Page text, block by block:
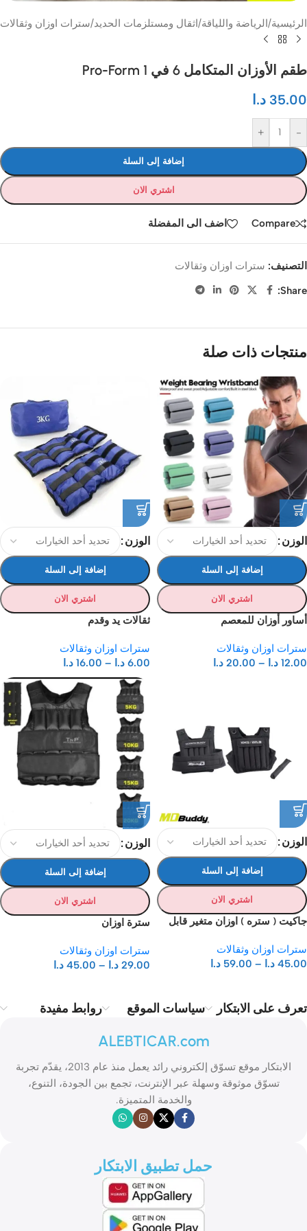
الرئيسية/الرياضة واللياقة/اثقال ومستلزمات الحديد/سترات اوزان وثقالات
طقم الأوزان المتكامل 6 في 1 Pro-Form
35.00 د.ا
-
+
إضافة إلى السلة
اشتري الان
Compare اضف الى المفضلة
التصنيف: سترات اوزان وثقالات
Share:
منتجات ذات صلة
الوزن
إضافة إلى السلة
اشتري الان
أساور أوزان للمعصم
سترات اوزان وثقالات
12.00 د.ا –
20.00 د.ا
الوزن
إضافة إلى السلة
اشتري الان
ثقالات يد وقدم
سترات اوزان وثقالات
6.00 د.ا –
16.00 د.ا
الوزن
إضافة إلى السلة
اشتري الان
جاكيت ( ستره ) اوزان متغير قابل
سترات اوزان وثقالات
45.00 د.ا –
59.00 د.ا
الوزن
إضافة إلى السلة
اشتري الان
سترة اوزان
سترات اوزان وثقالات
29.00 د.ا –
45.00 د.ا
تعرف على الابتكار سياسات الموقع روابط مفيدة
ALEBTICAR.com
الابتكار موقع تسوّق إلكتروني رائد يعمل منذ عام 2013، يقدّم تجربة
تسوّق موثوقة وسهلة عبر الإنترنت، تجمع بين الجودة، التنوع،
والخدمة المتميزة.
حمل تطبيق الابتكار